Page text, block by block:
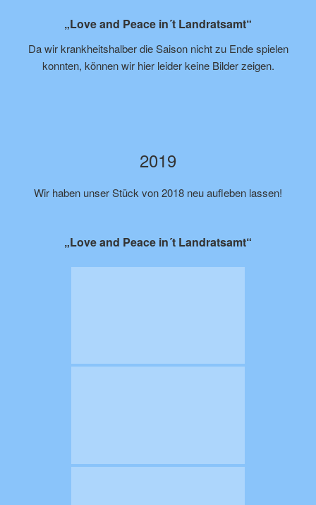
„Love and Peace in´t Landratsamt“
Da wir krankheitshalber die Saison nicht zu Ende spielen
konnten, können wir hier leider keine Bilder zeigen.
2019
Wir haben unser Stück von 2018 neu aufleben lassen!
„Love and Peace in´t Landratsamt“